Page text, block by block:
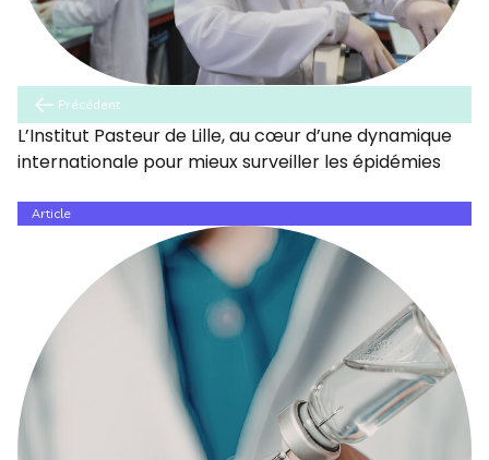
Précédent
L’Institut Pasteur de Lille, au cœur d’une dynamique
internationale pour mieux surveiller les épidémies
Article